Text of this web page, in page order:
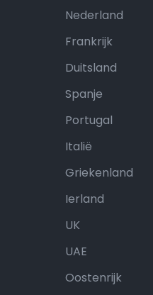
Nederland
Frankrijk
Duitsland
Spanje
Portugal
Italië
Griekenland
Ierland
UK
UAE
Oostenrijk